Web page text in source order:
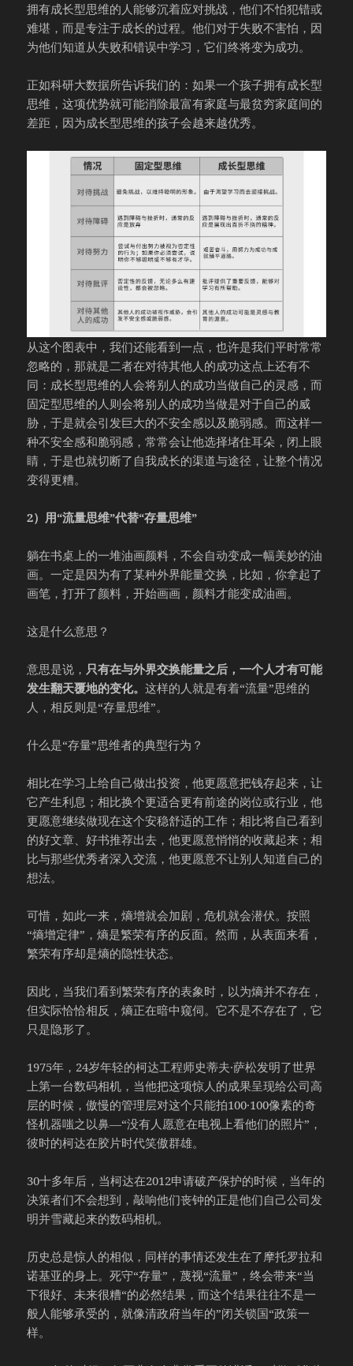
拥有成长型思维的人能够沉着应对挑战，他们不怕犯错或
难堪，而是专注于成长的过程。他们对于失败不害怕，因
为他们知道从失败和错误中学习，它们终将变为成功。
正如科研大数据所告诉我们的：如果一个孩子拥有成长型
思维，这项优势就可能消除最富有家庭与最贫穷家庭间的
差距，因为成长型思维的孩子会越来越优秀。
从这个图表中，我们还能看到一点，也许是我们平时常常
忽略的，那就是二者在对待其他人的成功这点上还有不
同：成长型思维的人会将别人的成功当做自己的灵感，而
固定型思维的人则会将别人的成功当做是对于自己的威
胁，于是就会引发巨大的不安全感以及脆弱感。而这样一
种不安全感和脆弱感，常常会让他选择堵住耳朵，闭上眼
睛，于是也就切断了自我成长的渠道与途径，让整个情况
变得更糟。
2）用“流量思维”代替“存量思维”
躺在书桌上的一堆油画颜料，不会自动变成一幅美妙的油
画。一定是因为有了某种外界能量交换，比如，你拿起了
画笔，打开了颜料，开始画画，颜料才能变成油画。
这是什么意思？
意思是说， 只有在与外界交换能量之后，一个人才有可能
发生翻天覆地的变化。这样的人就是有着“流量”思维的
人，相反则是“存量思维”。
什么是“存量”思维者的典型行为？
相比在学习上给自己做出投资，他更愿意把钱存起来，让
它产生利息；相比换个更适合更有前途的岗位或行业，他
更愿意继续做现在这个安稳舒适的工作；相比将自己看到
的好文章、好书推荐出去，他更愿意悄悄的收藏起来；相
比与那些优秀者深入交流，他更愿意不让别人知道自己的
想法。
可惜，如此一来，熵增就会加剧，危机就会潜伏。按照
“熵增定律”，熵是繁荣有序的反面。然而，从表面来看，
繁荣有序却是熵的隐性状态。
因此，当我们看到繁荣有序的表象时，以为熵并不存在，
但实际恰恰相反，熵正在暗中窥伺。它不是不存在了，它
只是隐形了。
1975年，24岁年轻的柯达工程师史蒂夫·萨松发明了世界
上第一台数码相机，当他把这项惊人的成果呈现给公司高
层的时候，傲慢的管理层对这个只能拍100·100像素的奇
怪机器嗤之以鼻—“没有人愿意在电视上看他们的照片”，
彼时的柯达在胶片时代笑傲群雄。
30十多年后，当柯达在2012申请破产保护的时候，当年的
决策者们不会想到，敲响他们丧钟的正是他们自己公司发
明并雪藏起来的数码相机。
历史总是惊人的相似，同样的事情还发生在了摩托罗拉和
诺基亚的身上。死守“存量”，蔑视“流量”，终会带来“当
下很好、未来很糟“的必然结果，而这个结果往往不是一
般人能够承受的，就像清政府当年的”闭关锁国“政策一
样。